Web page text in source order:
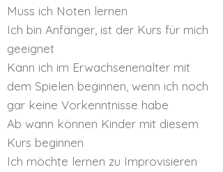
Muss ich Noten lernen
Ich bin Anfänger, ist der Kurs für mich
geeignet
Kann ich im Erwachsenenalter mit
dem Spielen beginnen, wenn ich noch
gar keine Vorkenntnisse habe
Ab wann können Kinder mit diesem
Kurs beginnen
Ich möchte lernen zu Improvisieren